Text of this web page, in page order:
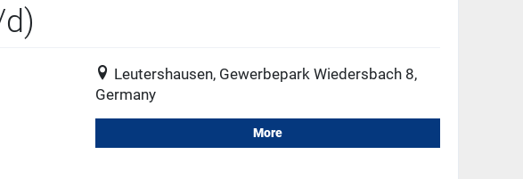
Leutershausen, Gewerbepark Wiedersbach 8,
Germany
More